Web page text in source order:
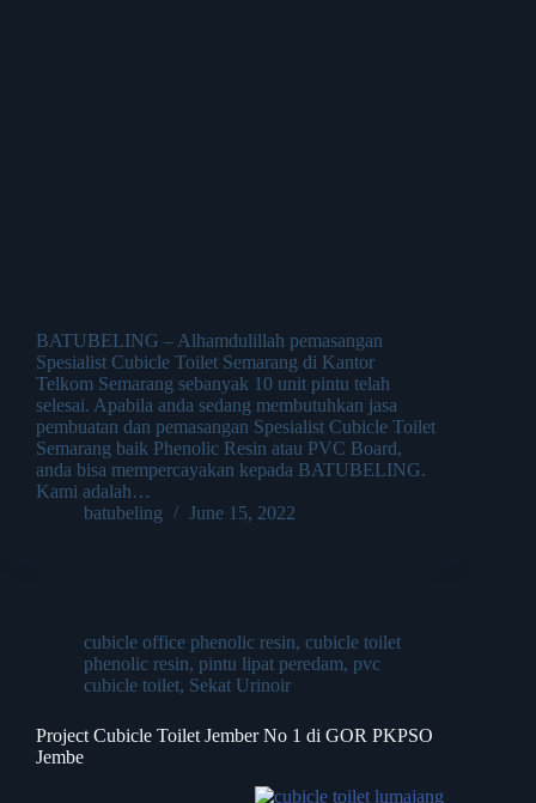
BATUBELING – Alhamdulillah pemasangan
Spesialist Cubicle Toilet Semarang di Kantor
Telkom Semarang sebanyak 10 unit pintu telah
selesai. Apabila anda sedang membutuhkan jasa
pembuatan dan pemasangan Spesialist Cubicle Toilet
Semarang baik Phenolic Resin atau PVC Board,
anda bisa mempercayakan kepada BATUBELING.
Kami adalah…
batubeling
June 15, 2022
cubicle office phenolic resin, cubicle toilet
phenolic resin, pintu lipat peredam, pvc
cubicle toilet, Sekat Urinoir
Project Cubicle Toilet Jember No 1 di GOR PKPSO
Jembe